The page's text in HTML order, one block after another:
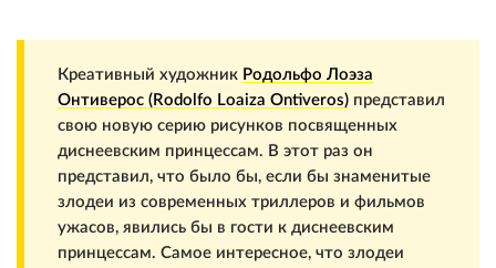
Креативный художник Родольфо Лоэза
Онтиверос (Rodolfo Loaiza Ontiveros) представил
свою новую серию рисунков посвященных
диснеевским принцессам. В этот раз он
представил, что было бы, если бы знаменитые
злодеи из современных триллеров и фильмов
ужасов, явились бы в гости к диснеевским
принцессам. Самое интересное, что злодеи